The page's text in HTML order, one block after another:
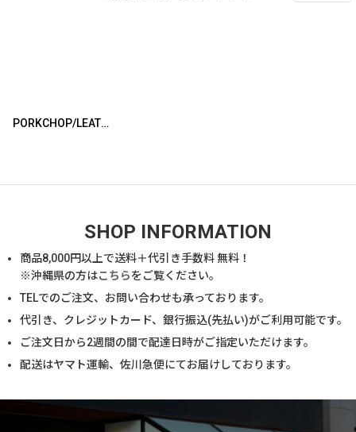
PORKCHOP/LEATHER BELT 01（BLACK）［レザーベルト-26春夏］
SHOP INFORMATION
商品8,000円以上で送料＋代引き手数料 無料！
※沖縄県の方はこちらをご覧ください。
TELでのご注文、お問い合わせも承っております。
代引き、クレジットカード、銀行振込(先払い)がご利用可能です。
ご注文日から2週間の間で配達日時がご指定いただけます。
配送はヤマト運輸、佐川急便にてお届けしております。